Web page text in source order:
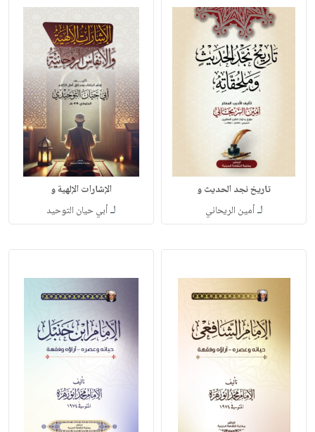
تاريخ نجد الحديث و
لـأمين الريحاني
الإشارات الإلهية و
لـأبي حيان التوحيد